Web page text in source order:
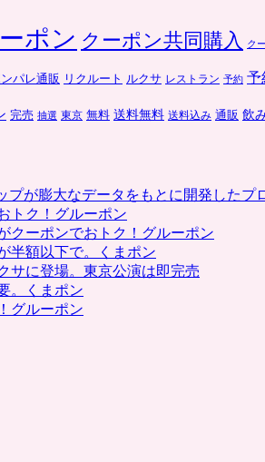
ポン クーポン共同購入 ク
パレ通販 リクルート ルクサ レストラン 予約 予
完売 抽選 東京 無料 送料無料 送料込み 通販 飲
が膨大なデータをもとに開発したプ
トク！グルーポン
クーポンでおトク！グルーポン
半額以下で。くまポン
サに登場。東京公演は即完売
。くまポン
グルーポン